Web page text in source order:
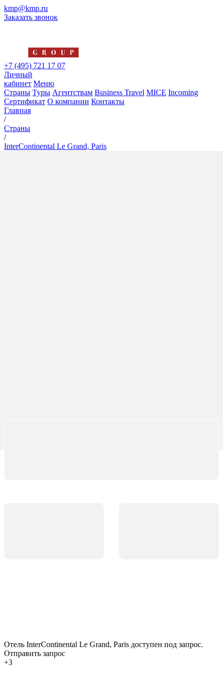
kmp@kmp.ru
Заказать звонок
+7 (495) 721 17 07
Личный
кабинет Меню
Страны Туры Агентствам Business Travel MICE Incoming
Сертификат О компании Контакты
Главная
/
Страны
/
InterContinental Le Grand, Paris
Отель InterContinental Le Grand, Paris доступен под запрос.
Отправить запрос
+3